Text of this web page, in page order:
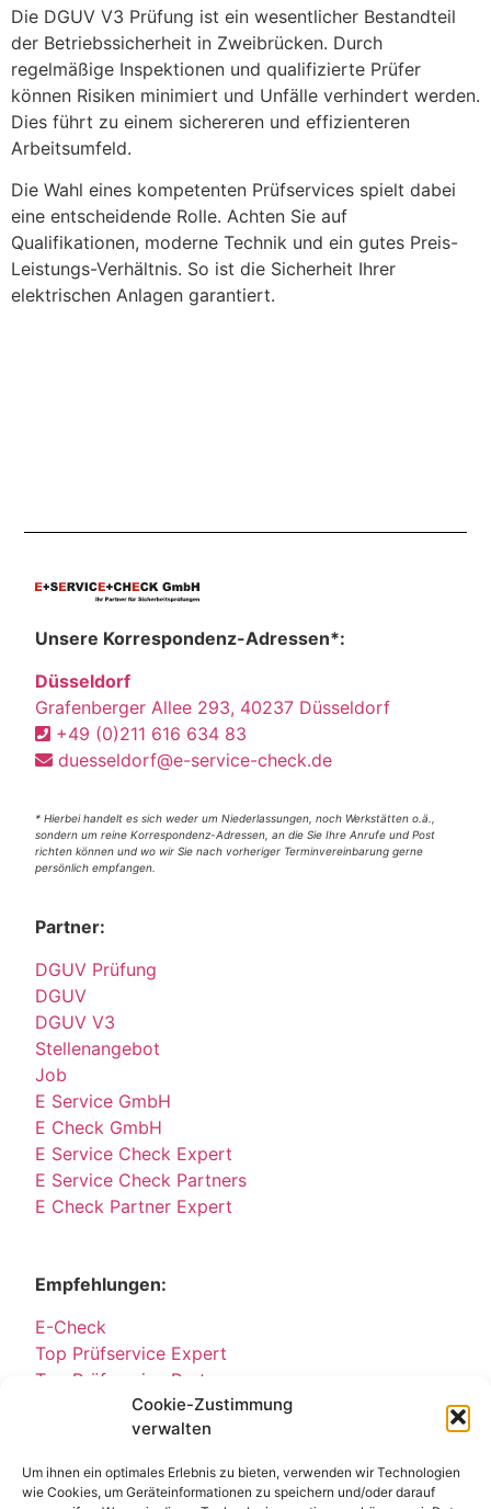
Cookie-Zustimmung
verwalten
Um ihnen ein optimales Erlebnis zu bieten, verwenden wir Technologien
wie Cookies, um Geräteinformationen zu speichern und/oder darauf
Die DGUV V3 Prüfung ist ein wesentlicher Bestandteil
der Betriebssicherheit in Zweibrücken. Durch
regelmäßige Inspektionen und qualifizierte Prüfer
können Risiken minimiert und Unfälle verhindert werden.
Dies führt zu einem sichereren und effizienteren
Arbeitsumfeld.
Die Wahl eines kompetenten Prüfservices spielt dabei
eine entscheidende Rolle. Achten Sie auf
Qualifikationen, moderne Technik und ein gutes Preis-
Leistungs-Verhältnis. So ist die Sicherheit Ihrer
elektrischen Anlagen garantiert.
Unsere Korrespondenz-Adressen*:
Düsseldorf
Grafenberger Allee 293, 40237 Düsseldorf
+49 (0)211 616 634 83
duesseldorf@e-service-check.de
* Hierbei handelt es sich weder um Niederlassungen, noch Werkstätten o.ä.,
sondern um reine Korrespondenz-Adressen, an die Sie Ihre Anrufe und Post
richten können und wo wir Sie nach vorheriger Terminvereinbarung gerne
persönlich empfangen.
Partner:
DGUV Prüfung
DGUV
DGUV V3
Stellenangebot
Job
E Service GmbH
E Check GmbH
E Service Check Expert
E Service Check Partners
E Check Partner Expert
Empfehlungen:
E-Check
Top Prüfservice Expert
Top Prüfservice Partners
Top Prüfservice GmbH
Sicherheitsprüfungen Partners
Prüfung E-Check Expert